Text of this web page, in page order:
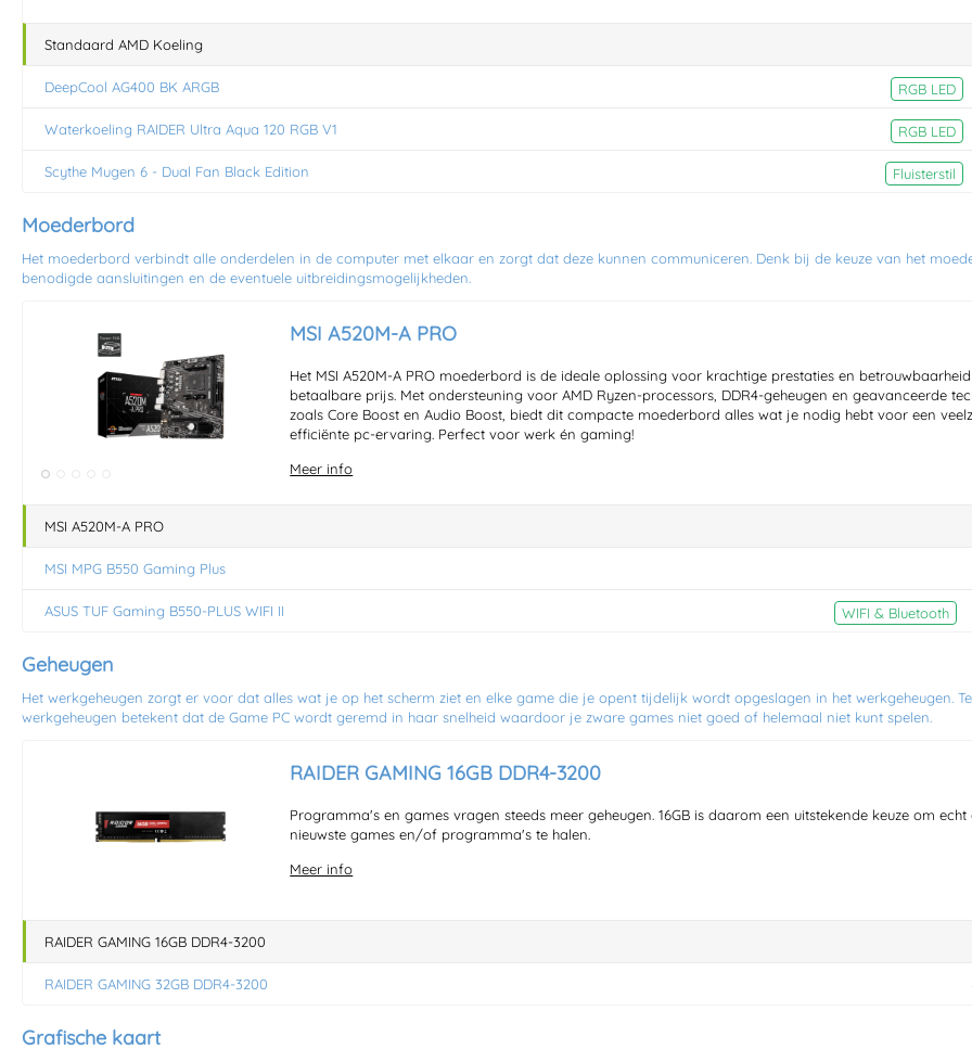
Standaard AMD Koeling
DeepCool AG400 BK ARGB RGB LED
Waterkoeling RAIDER Ultra Aqua 120 RGB V1 RGB LED
Scythe Mugen 6 - Dual Fan Black Edition Fluisterstil
Moederbord
Het moederbord verbindt alle onderdelen in de computer met elkaar en zorgt dat deze kunnen communiceren. Denk bij de keuze van het
benodigde aansluitingen en de eventuele uitbreidingsmogelijkheden.
MSI A520M-A PRO
Het MSI A520M-A PRO moederbord is de ideale oplossing voor krachtige prestaties en
betaalbare prijs. Met ondersteuning voor AMD Ryzen-processors, DDR4-geheugen en geavanceerde
zoals Core Boost en Audio Boost, biedt dit compacte moederbord alles wat je nodig hebt voor een
efficiënte pc-ervaring. Perfect voor werk én gaming!
Meer info
MSI A520M-A PRO
MSI MPG B550 Gaming Plus
ASUS TUF Gaming B550-PLUS WIFI II WIFI & Bluetooth
Geheugen
Het werkgeheugen zorgt er voor dat alles wat je op het scherm ziet en elke game die je opent tijdelijk wordt opgeslagen in het werkgeheugen.
werkgeheugen betekent dat de Game PC wordt geremd in haar snelheid waardoor je zware games niet goed of helemaal niet kunt spelen.
RAIDER GAMING 16GB DDR4-3200
Programma's en games vragen steeds meer geheugen. 16GB is daarom een uitstekende keuze om echt
nieuwste games en/of programma's te halen.
Meer info
RAIDER GAMING 16GB DDR4-3200
RAIDER GAMING 32GB DDR4-3200
Grafische kaart